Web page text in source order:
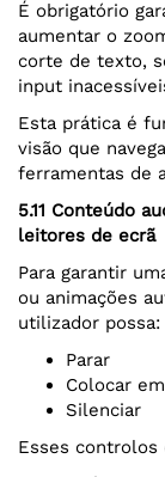
É obrigatório
aumentar o
corte de texto,
input
Esta prática é
visão que
ferramentas de
5.11 Conteúdo
leitores de ecrã
Para garantir
ou animações
utilizador possa:
Parar
Colocar
Silenciar
Esses controlos